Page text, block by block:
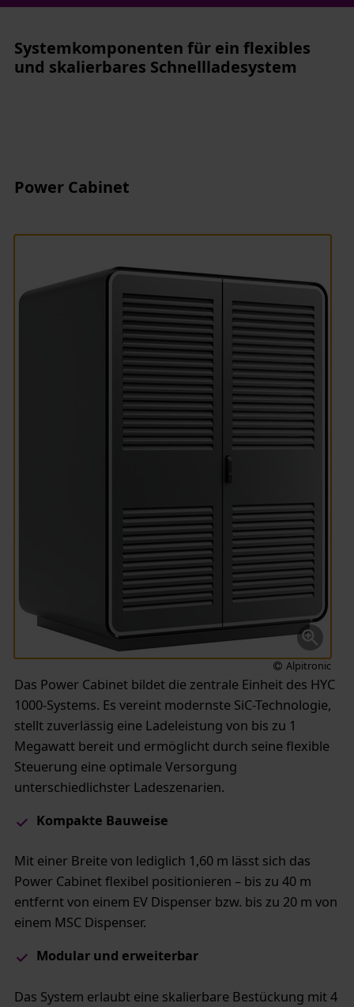
Systemkomponenten für ein flexibles
und skalierbares Schnellladesystem
Power Cabinet
Alpitronic
Das Power Cabinet bildet die zentrale Einheit des HYC
1000-Systems. Es vereint modernste SiC-Technologie,
stellt zuverlässig eine Ladeleistung von bis zu 1
Megawatt bereit und ermöglicht durch seine flexible
Steuerung eine optimale Versorgung
unterschiedlichster Ladeszenarien.
Kompakte Bauweise
Mit einer Breite von lediglich 1,60 m lässt sich das
Power Cabinet flexibel positionieren – bis zu 40 m
entfernt von einem EV Dispenser bzw. bis zu 20 m von
einem MSC Dispenser.
Modular und erweiterbar
Das System erlaubt eine skalierbare Bestückung mit 4